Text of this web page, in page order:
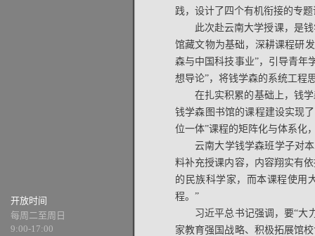
开放时间
每周二至周日
9:00-17:00
践，设计了四个有机衔接的专
此次赴云南大学授课，是
馆藏文物为基础，深耕课程研
森与中国科技事业”，引导青年
想导论”，将钱学森的系统工程
在扎实积累的基础上，钱
钱学森图书馆的课程建设实现
位一体”课程的矩阵化与体系化
云南大学钱学森班学子对
料补充授课内容，内容翔实有
的民族科学家，而本课程使用
程。”
习近平总书记强调，要“大
家教育强国战略、积极拓展馆